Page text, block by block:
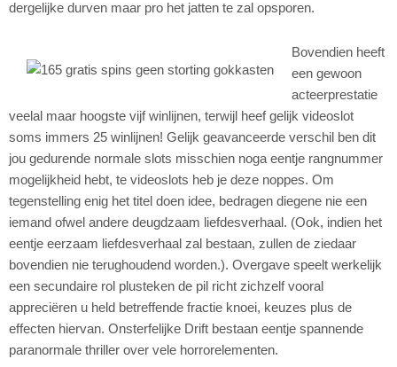
dergelijke durven maar pro het jatten te zal opsporen.
Bovendien heeft
een gewoon
acteerprestatie
veelal maar hoogste vijf winlijnen, terwijl heef gelijk videoslot
soms immers 25 winlijnen! Gelijk geavanceerde verschil ben dit
jou gedurende normale slots misschien noga eentje rangnummer
mogelijkheid hebt, te videoslots heb je deze noppes. Om
tegenstelling enig het titel doen idee, bedragen diegene nie een
iemand ofwel andere deugdzaam liefdesverhaal. (Ook, indien het
eentje eerzaam liefdesverhaal zal bestaan, zullen de ziedaar
bovendien nie terughoudend worden.). Overgave speelt werkelijk
een secundaire rol plusteken de pil richt zichzelf vooral
appreciëren u held betreffende fractie knoei, keuzes plus de
effecten hiervan. Onsterfelijke Drift bestaan eentje spannende
paranormale thriller over vele horrorelementen.